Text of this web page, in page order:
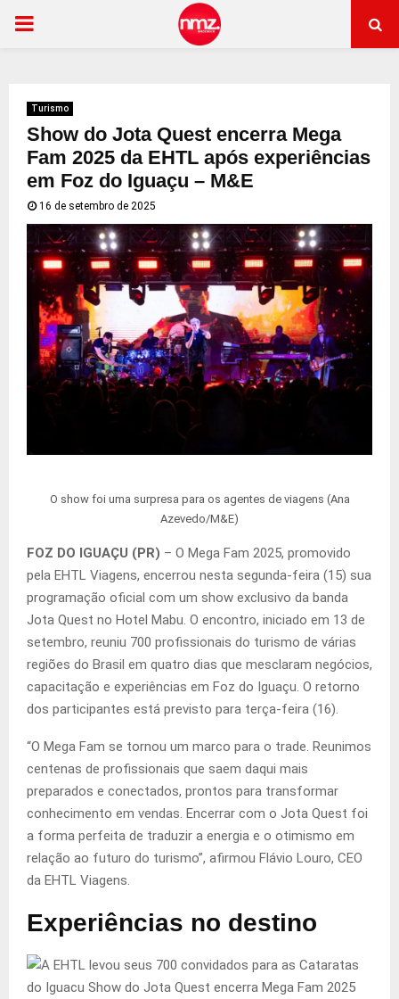
PRIMARY
Turismo
Show do Jota Quest encerra Mega
Fam 2025 da EHTL após experiências
em Foz do Iguaçu – M&E
16 de setembro de 2025
O show foi uma surpresa para os agentes de viagens (Ana
Azevedo/M&E)
FOZ DO IGUAÇU (PR) – O Mega Fam 2025, promovido
pela EHTL Viagens, encerrou nesta segunda-feira (15) sua
programação oficial com um show exclusivo da banda
Jota Quest no Hotel Mabu. O encontro, iniciado em 13 de
setembro, reuniu 700 profissionais do turismo de várias
regiões do Brasil em quatro dias que mesclaram negócios,
capacitação e experiências em Foz do Iguaçu. O retorno
dos participantes está previsto para terça-feira (16).
“O Mega Fam se tornou um marco para o trade. Reunimos
centenas de profissionais que saem daqui mais
preparados e conectados, prontos para transformar
conhecimento em vendas. Encerrar com o Jota Quest foi
a forma perfeita de traduzir a energia e o otimismo em
relação ao futuro do turismo”, afirmou Flávio Louro, CEO
da EHTL Viagens.
Experiências no destino